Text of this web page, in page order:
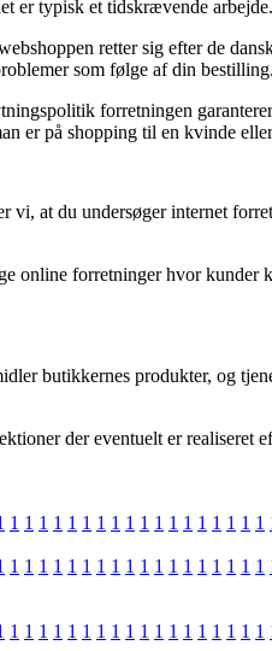
er typisk et tidskrævende arbejde.
retter sig efter de
som følge af din bestilling.
forretningen
er på shopping til en kvinde
at du undersøger internet
forretninger hvor kunder
butikkernes produkter, og
der eventuelt er realiseret
1 1 1 1 1 1 1 1 1 1 1 1 1 1 1 1 1 1
1 1 1 1 1 1 1 1 1 1 1 1 1 1 1 1 1 1
1 1 1 1 1 1 1 1 1 1 1 1 1 1 1 1 1 1